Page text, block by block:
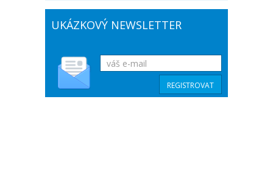
UKÁZKOVÝ NEWSLETTER